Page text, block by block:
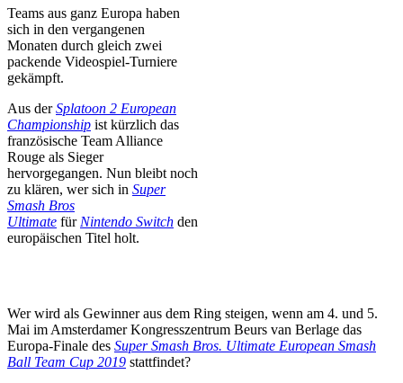
Teams aus ganz Europa haben
sich in den vergangenen
Monaten durch gleich zwei
packende Videospiel-Turniere
gekämpft.
Aus derSplatoon 2 European
Championship ist kürzlich das
französische Team Alliance
Rouge als Sieger
hervorgegangen. Nun bleibt noch
zu klären, wer sich in Super
Smash Bros
Ultimate für Nintendo Switch den
europäischen Titel holt.
Wer wird als Gewinner aus dem Ring steigen, wenn am 4. und 5.
Mai im Amsterdamer Kongresszentrum Beurs van Berlage das
Europa-Finale des Super Smash Bros. Ultimate European Smash
Ball Team Cup 2019 stattfindet?